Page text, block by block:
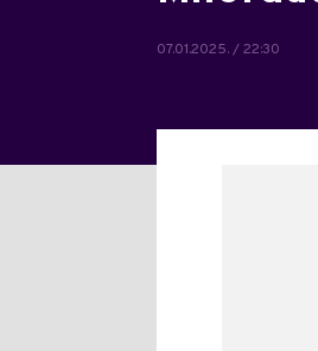
07.01.2025. / 22:30